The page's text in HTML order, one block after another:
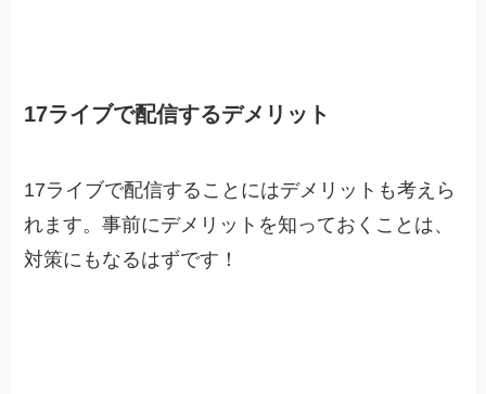
17ライブで配信するデメリット
17ライブで配信することにはデメリットも考えら
れます。事前にデメリットを知っておくことは、
対策にもなるはずです！